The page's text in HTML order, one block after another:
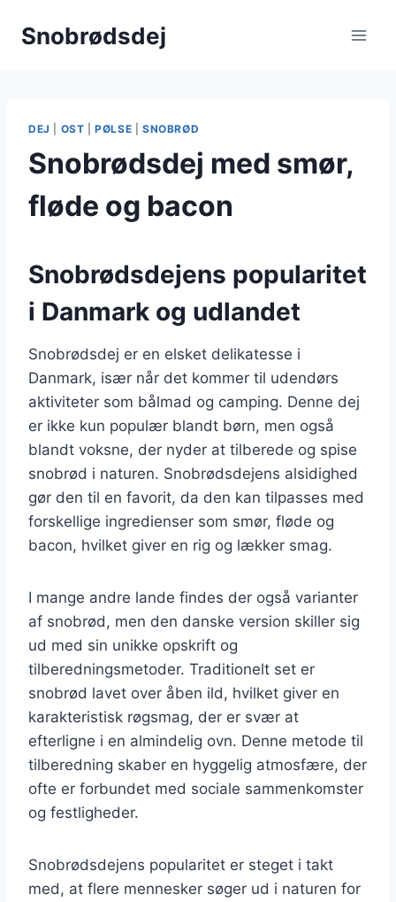
Snobrødsdej
DEJ OST |PØLSE SNOBRØD
Snobrødsdej med smør,
fløde og bacon
Snobrødsdejens popularitet
i Danmark og udlandet
Snobrødsdej er en elsket delikatesse i
Danmark, især når det kommer til udendørs
aktiviteter som bålmad og camping. Denne dej
er ikke kun populær blandt børn, men også
blandt voksne, der nyder at tilberede og spise
snobrød i naturen. Snobrødsdejens alsidighed
gør den til en favorit, da den kan tilpasses med
forskellige ingredienser som smør, fløde og
bacon, hvilket giver en rig og lækker smag.
I mange andre lande findes der også varianter
af snobrød, men den danske version skiller sig
ud med sin unikke opskrift og
tilberedningsmetoder. Traditionelt set er
snobrød lavet over åben ild, hvilket giver en
karakteristisk røgsmag, der er svær at
efterligne i en almindelig ovn. Denne metode til
tilberedning skaber en hyggelig atmosfære, der
ofte er forbundet med sociale sammenkomster
og festligheder.
Snobrødsdejens popularitet er steget i takt
med, at flere mennesker søger ud i naturen for